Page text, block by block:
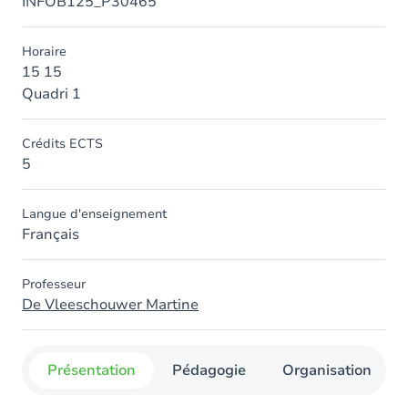
Horaire
15 15
Quadri 1
Crédits ECTS
5
Langue d'enseignement
Français
Professeur
De Vleeschouwer Martine
Présentation Pédagogie Organisation